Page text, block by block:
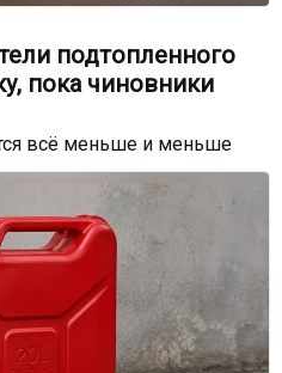
подтопленного
пока чиновники
всё меньше и меньше